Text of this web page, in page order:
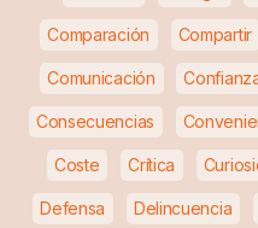
Comparación Compartir
Comunicación
Consecuencias
Coste Crítica
Defensa Delincuencia